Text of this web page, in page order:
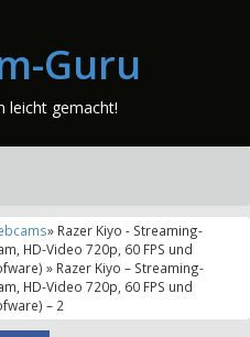
Guru
leicht gemacht!
» Razer Kiyo - Streaming-
HD-Video 720p, 60 FPS und
» Razer Kiyo – Streaming-
HD-Video 720p, 60 FPS und
– 2